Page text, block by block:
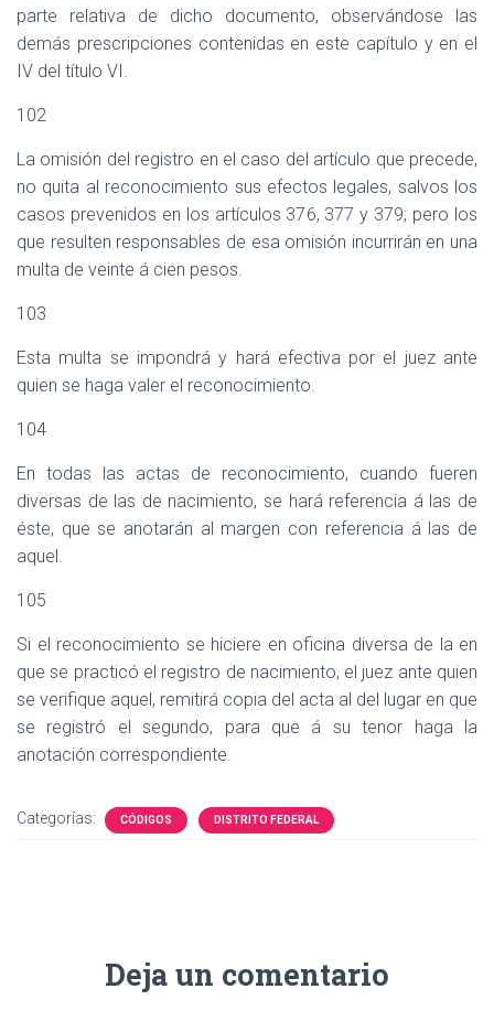
parte relativa de dicho documento, observándose las
demás prescripciones contenidas en este capítulo y en el
IV del título VI.
102
La omisión del registro en el caso del artículo que precede,
no quita al reconocimiento sus efectos legales, salvos los
casos prevenidos en los artículos 376, 377 y 379; pero los
que resulten responsables de esa omisión incurrirán en una
multa de veinte á cien pesos.
103
Esta multa se impondrá y hará efectiva por el juez ante
quien se haga valer el reconocimiento.
104
En todas las actas de reconocimiento, cuando fueren
diversas de las de nacimiento, se hará referencia á las de
éste, que se anotarán al margen con referencia á las de
aquel.
105
Si el reconocimiento se hiciere en oficina diversa de la en
que se practicó el registro de nacimiento, el juez ante quien
se verifique aquel, remitirá copia del acta al del lugar en que
se registró el segundo, para que á su tenor haga la
anotación correspondiente.
Categorías: CÓDIGOS DISTRITO FEDERAL
Deja un comentario